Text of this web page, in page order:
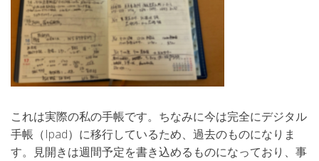
これは実際の私の手帳です。ちなみに今は完全にデジタル
手帳（Ipad）に移行しているため、過去のものになりま
す。見開きは週間予定を書き込めるものになっており、事